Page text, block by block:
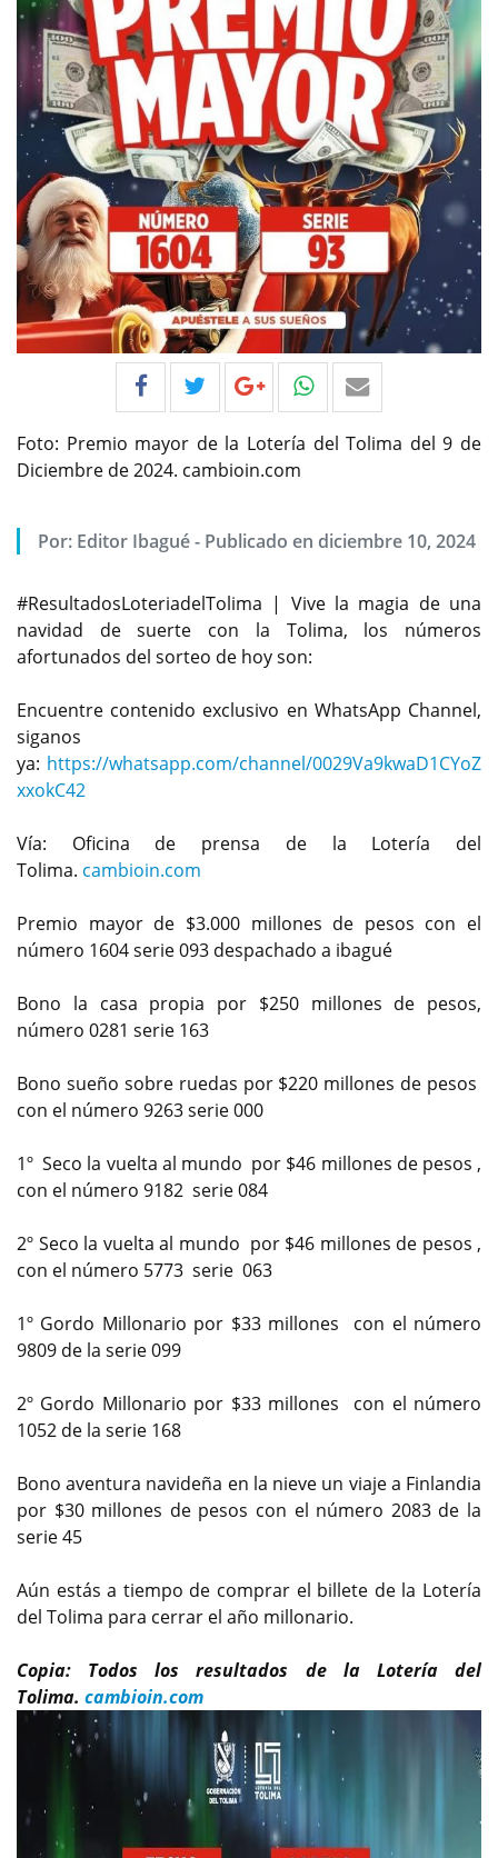
Foto: Premio mayor de la Lotería del Tolima del 9 de
Diciembre de 2024. cambioin.com
Por: Editor Ibagué- Publicado en diciembre 10, 2024
#ResultadosLoteriadelTolima | Vive la magia de una
navidad de suerte con la Tolima, los números
afortunados del sorteo de hoy son:
Encuentre contenido exclusivo en WhatsApp Channel,
siganos
ya: https://whatsapp.com/channel/0029Va9kwaD1CYoZ
xxokC42
Vía: Oficina de prensa de la Lotería del
Tolima. cambioin.com
Premio mayor de $3.000 millones de pesos con el
número 1604 serie 093 despachado a ibagué
Bono la casa propia por $250 millones de pesos,
número 0281 serie 163
Bono sueño sobre ruedas por $220 millones de pesos
con el número 9263 serie 000
1º Seco la vuelta al mundo por $46 millones de pesos ,
con el número 9182 serie 084
2º Seco la vuelta al mundo por $46 millones de pesos ,
con el número 5773 serie 063
1º Gordo Millonario por $33 millones con el número
9809 de la serie 099
2º Gordo Millonario por $33 millones con el número
1052 de la serie 168
Bono aventura navideña en la nieve un viaje a Finlandia
por $30 millones de pesos con el número 2083 de la
serie 45
Aún estás a tiempo de comprar el billete de la Lotería
del Tolima para cerrar el año millonario.
Copia: Todos los resultados de la Lotería del
Tolima. cambioin.com